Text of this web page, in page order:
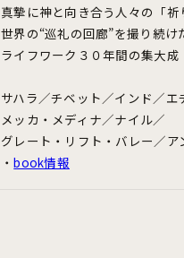
真摯に神と向き合う人々の「
世界の“巡礼の回廊”を撮り続け
ライフワーク３０年間の集大成
サハラ／チベット／インド／エ
メッカ・メディナ／ナイル／
グレート・リフト・バレー／ア
・book情報